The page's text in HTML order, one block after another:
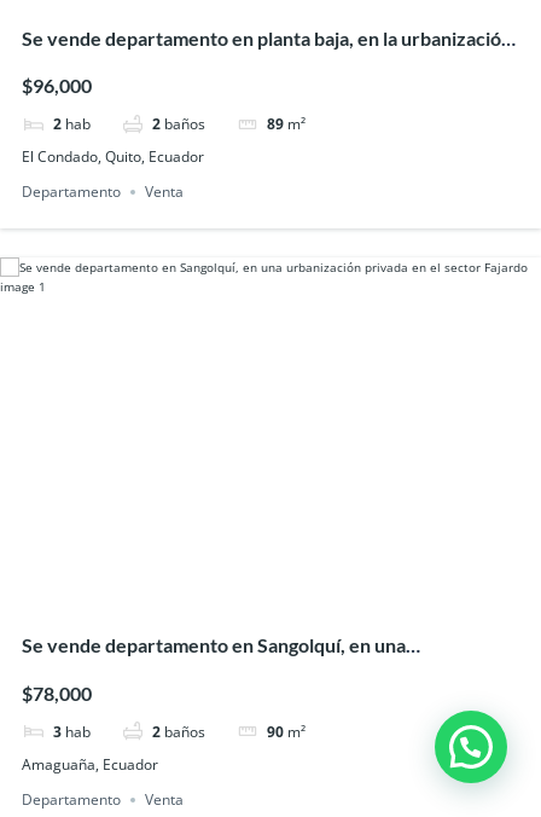
Se vende departamento en planta baja, en la urbanización
$96,000
2 hab 2 baños 89 m²
El Condado, Quito, Ecuador
Departamento
Venta
Se vende departamento en Sangolquí, en una
$78,000
3 hab 2 baños 90 m²
Amaguaña, Ecuador
Departamento
Venta